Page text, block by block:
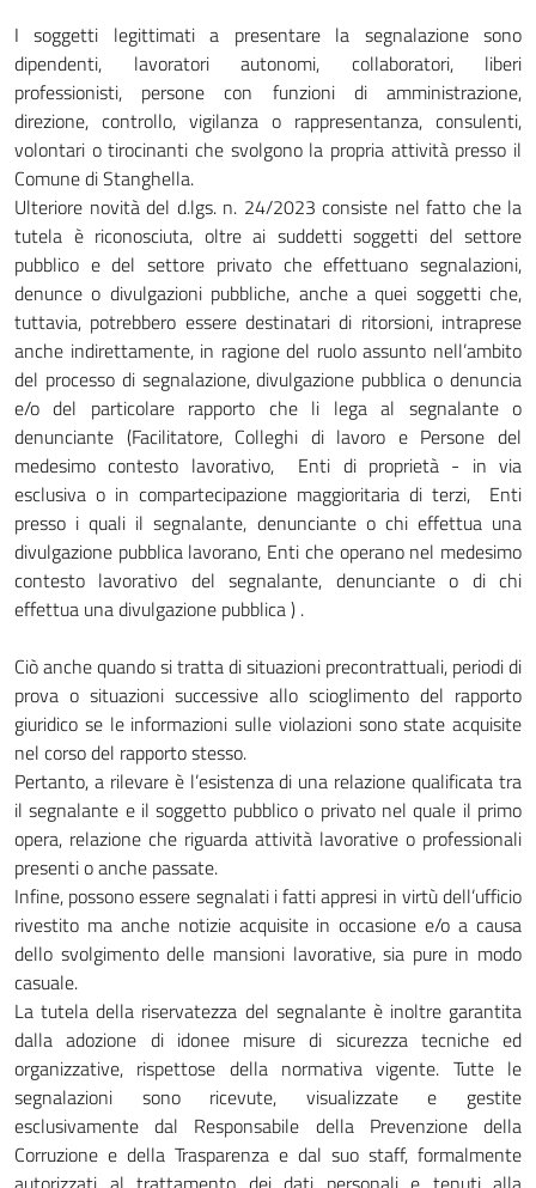
I soggetti legittimati a presentare la segnalazione sono
dipendenti, lavoratori autonomi, collaboratori, liberi
professionisti, persone con funzioni di amministrazione,
direzione, controllo, vigilanza o rappresentanza, consulenti,
volontari o tirocinanti che svolgono la propria attività presso il
Comune di Stanghella.
Ulteriore novità del d.lgs. n. 24/2023 consiste nel fatto che la
tutela è riconosciuta, oltre ai suddetti soggetti del settore
pubblico e del settore privato che effettuano segnalazioni,
denunce o divulgazioni pubbliche, anche a quei soggetti che,
tuttavia, potrebbero essere destinatari di ritorsioni, intraprese
anche indirettamente, in ragione del ruolo assunto nell’ambito
del processo di segnalazione, divulgazione pubblica o denuncia
e/o del particolare rapporto che li lega al segnalante o
denunciante (Facilitatore, Colleghi di lavoro e Persone del
medesimo contesto lavorativo, Enti di proprietà - in via
esclusiva o in compartecipazione maggioritaria di terzi, Enti
presso i quali il segnalante, denunciante o chi effettua una
divulgazione pubblica lavorano, Enti che operano nel medesimo
contesto lavorativo del segnalante, denunciante o di chi
effettua una divulgazione pubblica ) .
Ciò anche quando si tratta di situazioni precontrattuali, periodi di
prova o situazioni successive allo scioglimento del rapporto
giuridico se le informazioni sulle violazioni sono state acquisite
nel corso del rapporto stesso.
Pertanto, a rilevare è l’esistenza di una relazione qualificata tra
il segnalante e il soggetto pubblico o privato nel quale il primo
opera, relazione che riguarda attività lavorative o professionali
presenti o anche passate.
Infine, possono essere segnalati i fatti appresi in virtù dell’ufficio
rivestito ma anche notizie acquisite in occasione e/o a causa
dello svolgimento delle mansioni lavorative, sia pure in modo
casuale.
La tutela della riservatezza del segnalante è inoltre garantita
dalla adozione di idonee misure di sicurezza tecniche ed
organizzative, rispettose della normativa vigente. Tutte le
segnalazioni sono ricevute, visualizzate e gestite
esclusivamente dal Responsabile della Prevenzione della
Corruzione e della Trasparenza e dal suo staff, formalmente